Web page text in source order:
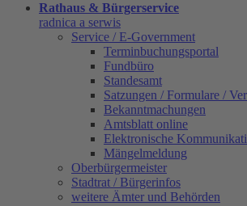
Rathaus & Bürgerservice
radnica a serwis
Service / E-Government
Terminbuchungsportal
Fundbüro
Standesamt
Satzungen / Formulare /
Bekanntmachungen
Amtsblatt online
Elektronische
Mängelmeldung
Oberbürgermeister
Stadtrat / Bürgerinfos
weitere Ämter und Behörden